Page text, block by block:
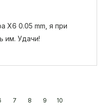
X6 0.05 mm, я при
им. Удачи!
7 8 9 10